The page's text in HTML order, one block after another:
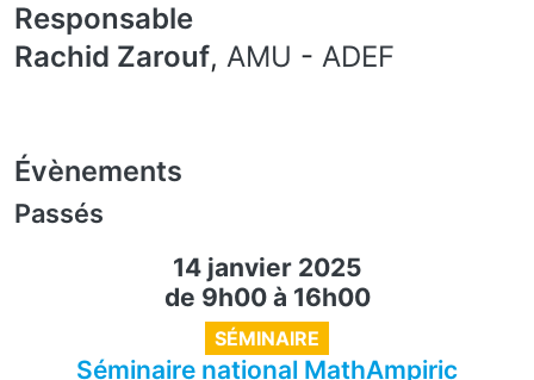
Responsable
Rachid Zarouf, AMU - ADEF
Évènements
Passés
14 janvier 2025
de 9h00 à 16h00
SÉMINAIRE
Séminaire national MathAmpiric